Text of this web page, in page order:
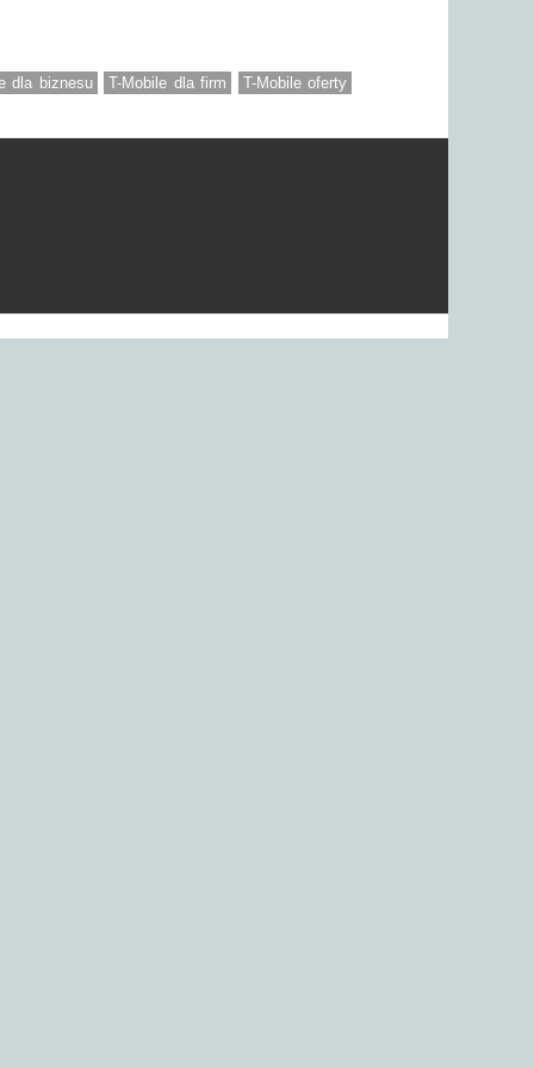
dla biznesu T-Mobile dla firm T-Mobile oferty